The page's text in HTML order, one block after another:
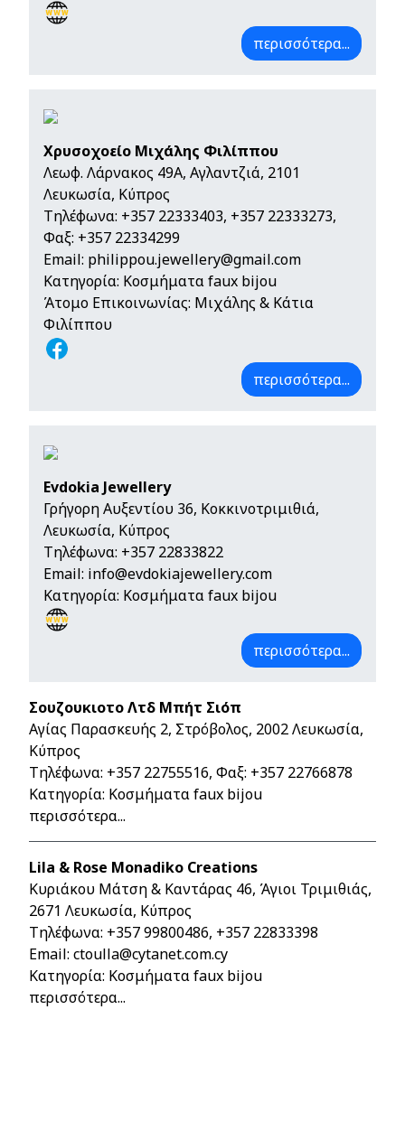
περισσότερα...
Χρυσοχοείο Μιχάλης Φιλίππου
Λεωφ. Λάρνακος 49Α, Αγλαντζιά, 2101
Λευκωσία, Κύπρος
Τηλέφωνα: +357 22333403, +357 22333273,
Φαξ: +357 22334299
Email: philippou.jewellery@gmail.com
Κατηγορία: Κοσμήματα faux bijou
Άτομο Επικοινωνίας: Μιχάλης & Κάτια
Φιλίππου
περισσότερα...
Evdokia Jewellery
Γρήγορη Αυξεντίου 36, Κοκκινοτριμιθιά,
Λευκωσία, Κύπρος
Τηλέφωνα: +357 22833822
Email: info@evdokiajewellery.com
Κατηγορία: Κοσμήματα faux bijou
περισσότερα...
Σουζουκιοτο Λτδ Μπήτ Σιόπ
Αγίας Παρασκευής 2, Στρόβολος, 2002 Λευκωσία,
Κύπρος
Τηλέφωνα: +357 22755516, Φαξ: +357 22766878
Κατηγορία: Κοσμήματα faux bijou
περισσότερα...
Lila & Rose Monadiko Creations
Κυριάκου Μάτση & Καντάρας 46, Άγιοι Τριμιθιάς,
2671 Λευκωσία, Κύπρος
Τηλέφωνα: +357 99800486, +357 22833398
Email: ctoulla@cytanet.com.cy
Κατηγορία: Κοσμήματα faux bijou
περισσότερα...